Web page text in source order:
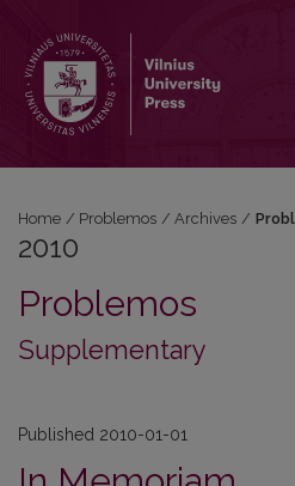
Home / Problemos / Archives /
2010
Problemos
Supplementary
Published 2010-01-01